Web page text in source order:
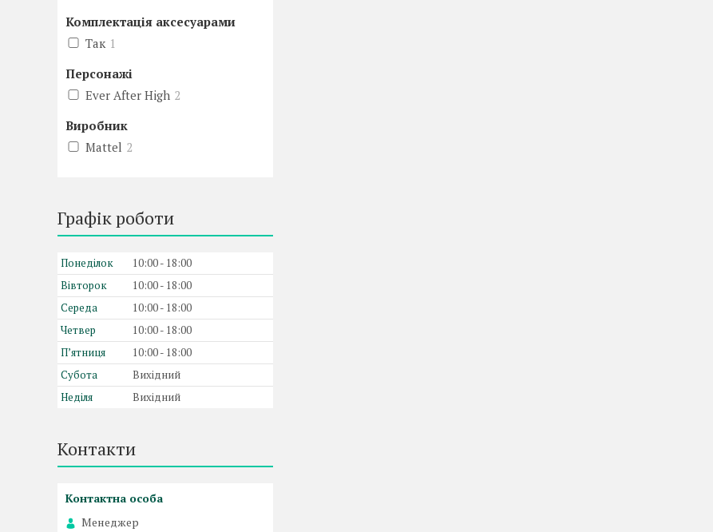
Комплектація аксесуарами
Так 1
Персонажі
Ever After High 2
Виробник
Mattel 2
Графік роботи
Понеділок 10:00
18:00
Вівторок
10:00
18:00
Середа
10:00
18:00
Четвер
10:00
18:00
Пʼятниця
10:00
18:00
Субота
Вихідний
Неділя
Вихідний
Контакти
Менеджер